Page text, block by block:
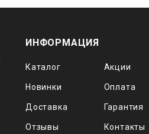
ИНФОРМАЦИЯ
Каталог Акции
Новинки Оплата
Доставка Гарантия
Отзывы Контакты